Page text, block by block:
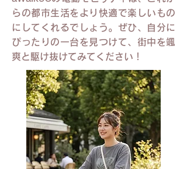
らの都市生活をより快適で楽しいもの
にしてくれるでしょう。ぜひ、自分に
ぴったりの一台を見つけて、街中を颯
爽と駆け抜けてみてください！